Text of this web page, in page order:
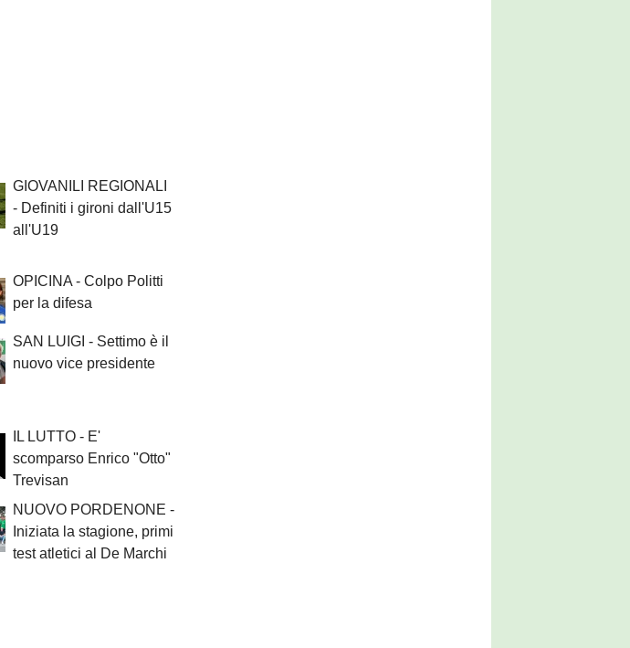
GIOVANILI REGIONALI
- Definiti i gironi dall'U15
all'U19
OPICINA - Colpo Politti
per la difesa
SAN LUIGI - Settimo è il
nuovo vice presidente
IL LUTTO - E'
scomparso Enrico "Otto"
Trevisan
NUOVO PORDENONE -
Iniziata la stagione, primi
test atletici al De Marchi